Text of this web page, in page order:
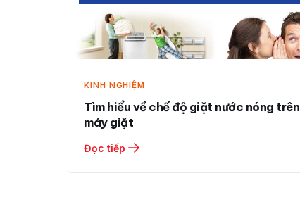
KINH NGHIỆM
Tìm hiểu về chế độ giặt nước nóng trên
máy giặt
Đọc tiếp